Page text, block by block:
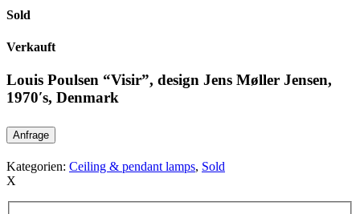
Sold
Verkauft
Louis Poulsen “Visir”, design Jens Møller Jensen,
1970′s, Denmark
Anfrage
Kategorien: Ceiling & pendant lamps, Sold
X